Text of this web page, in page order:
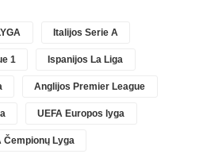
Italijos Serie A
1 Ispanijos La Liga
Anglijos Premier League
UEFA Europos lyga
Čempionų Lyga